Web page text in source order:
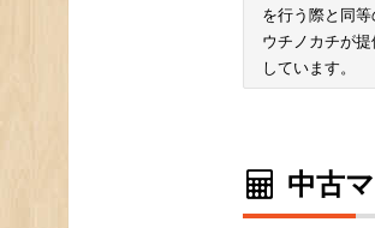
を行う際と同等
ウチノカチが
しています。
中古